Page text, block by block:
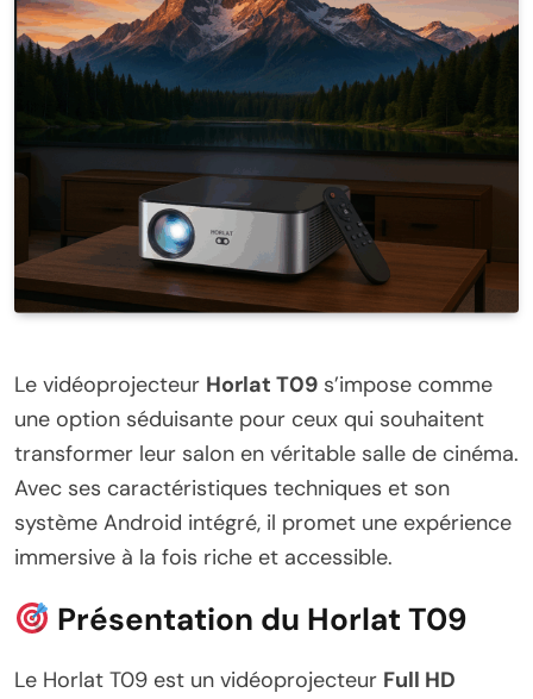
Le vidéoprojecteur Horlat T09 s’impose comme
une option séduisante pour ceux qui souhaitent
transformer leur salon en véritable salle de cinéma.
Avec ses caractéristiques techniques et son
système Android intégré, il promet une expérience
immersive à la fois riche et accessible.
Présentation du Horlat T09
Le Horlat T09 est un vidéoprojecteur Full HD